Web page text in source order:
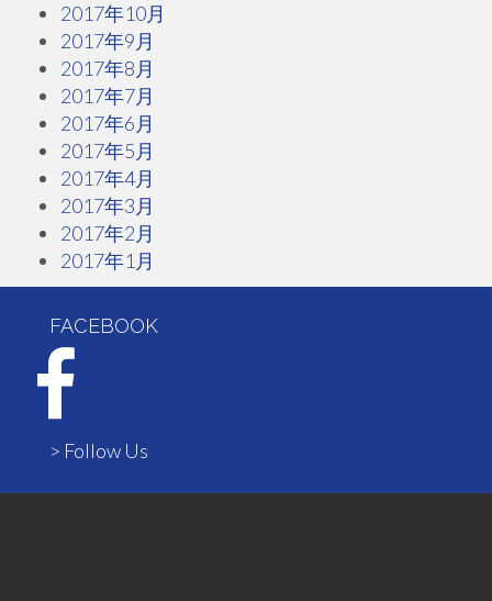
2017年10月
2017年9月
2017年8月
2017年7月
2017年6月
2017年5月
2017年4月
2017年3月
2017年2月
2017年1月
FACEBOOK
> Follow Us